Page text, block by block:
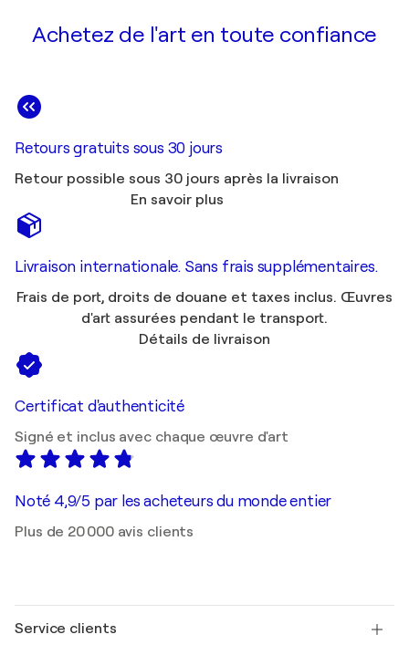
Achetez de l'art en toute confiance
Retours gratuits sous 30 jours
Retour possible sous 30 jours après la livraison
En savoir plus
Livraison internationale. Sans frais supplémentaires.
Frais de port, droits de douane et taxes inclus. Œuvres
d'art assurées pendant le transport.
Détails de livraison
Certificat d'authenticité
Signé et inclus avec chaque œuvre d'art
Noté 4,9/5 par les acheteurs du monde entier
Plus de 20 000 avis clients
Service clients